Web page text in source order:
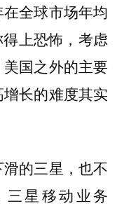
全球市场年均
上恐怖，考虑
国之外的主要
长的难度其实
的三星，也不
星移动业务